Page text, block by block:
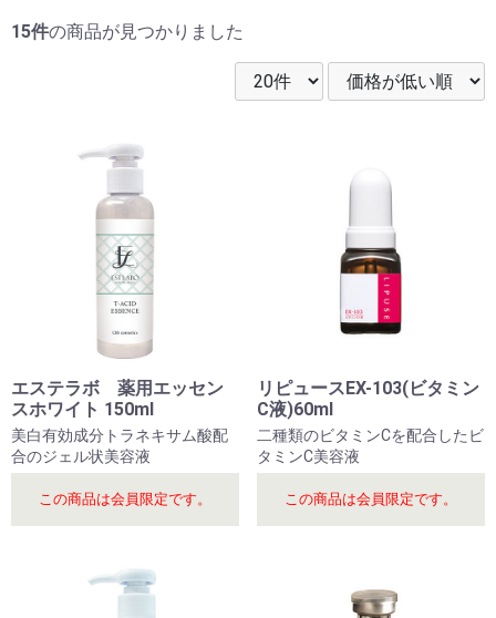
15件の商品が見つかりました
エステラボ 薬用エッセン
スホワイト 150ml
美白有効成分トラネキサム酸配
合のジェル状美容液
この商品は会員限定です。
リピュースEX-103(ビタミン
C液)60ml
二種類のビタミンCを配合したビ
タミンC美容液
この商品は会員限定です。